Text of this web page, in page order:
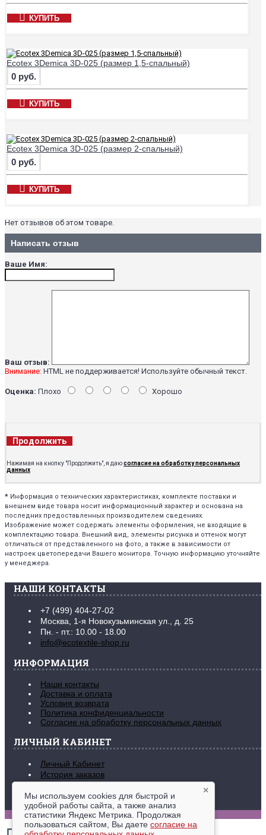
КУПИТЬ
Ecotex 3Demica 3D-025 (размер 1,5-спальный)
0 руб.
КУПИТЬ
Ecotex 3Demica 3D-025 (размер 2-спальный)
0 руб.
КУПИТЬ
Нет отзывов об этом товаре.
Написать отзыв
Ваше Имя:
Ваш отзыв:
Внимание: HTML не поддерживается! Используйте обычный текст.
Оценка: Плохо Хорошо
Продолжить
Нажимая на кнопку "Продолжить", я даюсогласие на обработку персональных
данных
* Информация о технических характеристиках, комплекте поставки и
внешнем виде товара носит информационный характер и основана на
последних предоставленных производителем сведениях.
Изображение может содержать элементы оформления, не входящие в
комплектацию товара. Внешний вид, элементы рисунка и оттенок могут
отличаться от представленного на фото, а также в зависимости от
настроек цветопередачи Вашего монитора. Точную информацию уточняйте
у менеджера.
НАШИ КОНТАКТЫ
+7 (499) 404-27-02
Москва, 1-я Новокузьминская ул., д. 25
Пн. - пт.: 10.00 - 18.00
info@ecotextile-shop.ru
ИНФОРМАЦИЯ
Наши контакты
Доставка и оплата
Условия возврата
Политика конфиденциальности
Согласие на обработку персональных данных
ЛИЧНЫЙ КАБИНЕТ
Личный Кабинет
История заказов
Закладки (0)
Рассылка новостей
www.ecotextile-shop.ru © 2016-2026
×
Мы используем cookies для быстрой и
удобной работы сайта, а также анализ
статистики Яндекс Метрика. Продолжая
пользоваться сайтом, Вы даете согласие на